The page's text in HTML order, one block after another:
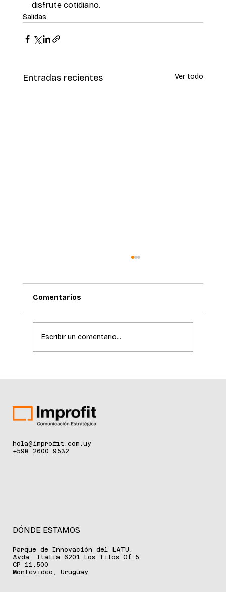
disfrute cotidiano.
Salidas
Entradas recientes Ver todo
Comentarios
Escribir un comentario...
hola@improfit.com.uy
+598 2600 9532
DÓNDE ESTAMOS
Parque de Innovación del LATU.
Avda. Italia 6201.Los Tilos Of.5
CP 11.500
Montevideo, Uruguay